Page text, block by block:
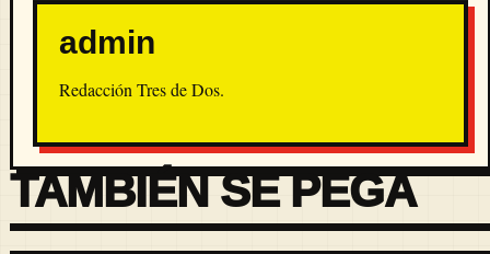
admin
Redacción Tres de Dos.
TAMBIÉN SE PEGA